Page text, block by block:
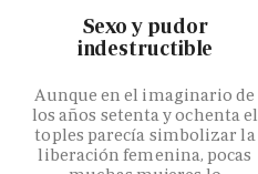
­Sexo y pudor
indestructible
Aunque en el imaginario de
los años setenta y ochenta el
toples parecía simbolizar la
liberación femenina, pocas